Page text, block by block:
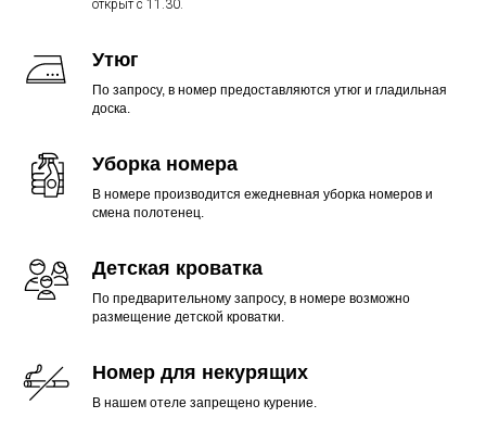
открыт с 11.30.
Утюг
По запросу, в номер предоставляются утюг и гладильная
доска.
Уборка номера
В номере производится ежедневная уборка номеров и
смена полотенец.
Детская кроватка
По предварительному запросу, в номере возможно
размещение детской кроватки.
Номер для некурящих
В нашем отеле запрещено курение.